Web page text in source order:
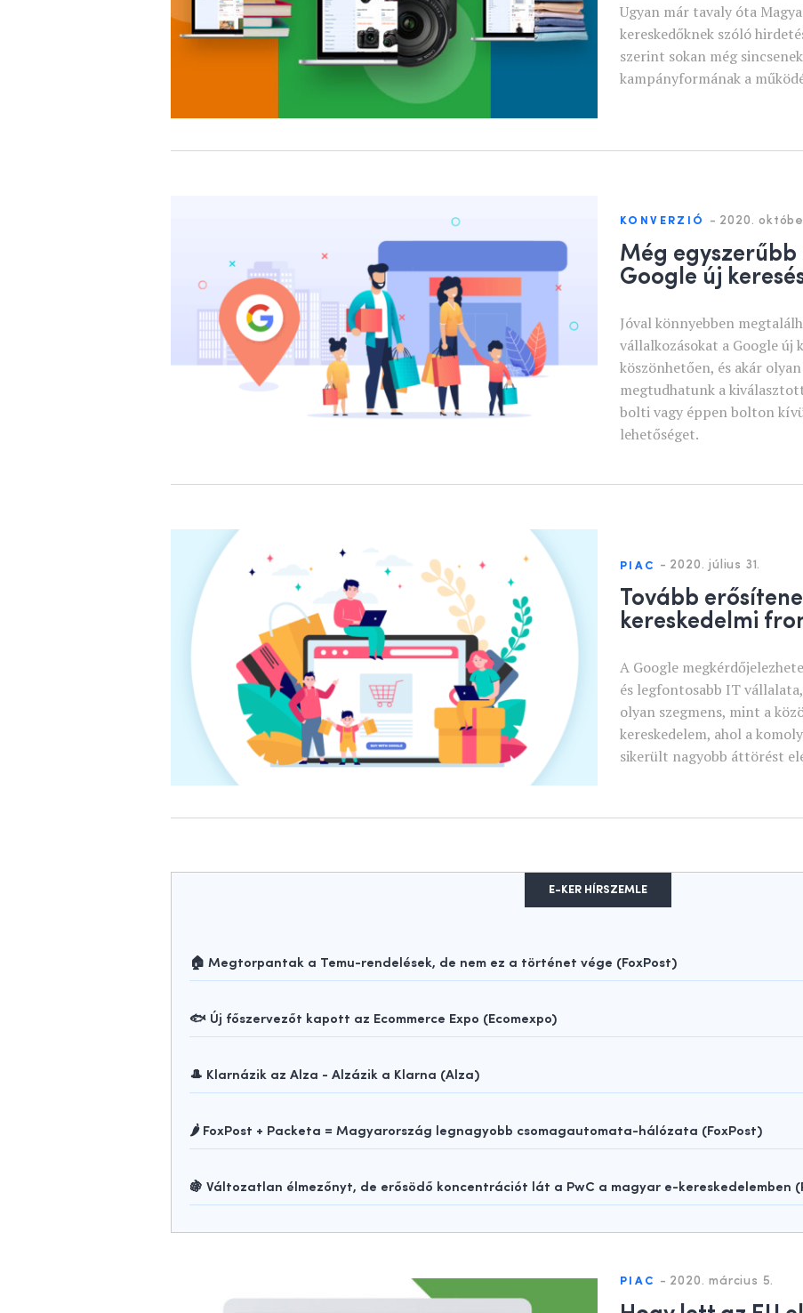
Ugyan már tavaly óta
kereskedőknek szóló
szerint sokan még
kampányformának a
KONVERZIÓ - 2020.
Még
Google új
Jóval könnyebben
vállalkozásokat a Google új
köszönhetően, és akár
megtudhatunk a
bolti vagy éppen bolton
lehetőséget.
PIAC - 2020. július 31.
Tovább
kereskedelmi
A Google
és legfontosabb IT
olyan szegmens, mint a
kereskedelem, ahol a
sikerült nagyobb áttörést
E-KER HÍRSZEMLE
🏠 Megtorpantak a Temu-rendelések, de nem ez a történet vége (FoxPost)
🐟 Új főszervezőt kapott az Ecommerce Expo (Ecomexpo)
🎩 Klarnázik az Alza - Alzázik a Klarna (Alza)
🌶️ FoxPost + Packeta = Magyarország legnagyobb csomagautomata-hálózata (FoxPost)
🍇 Változatlan élmezőnyt, de erősödő koncentrációt lát a PwC a magyar e-kereskedelemben
PIAC - 2020. március 5.